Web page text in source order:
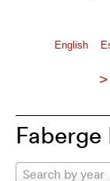
English
Search by year